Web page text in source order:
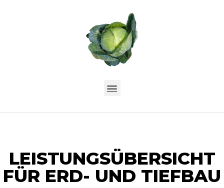
LEISTUNGSÜBERSICHT
FÜR ERD- UND TIEFBAU